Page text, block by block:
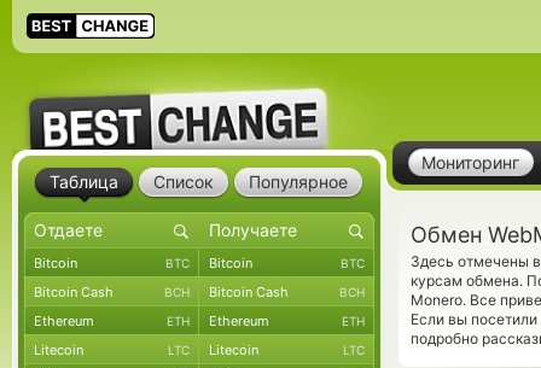
Мониторинг
Обмен
Здесь отмечены
курсам обмена.
Monero. Все
Если вы
подробно
Таблица Список Популярное
Bitcoin BTC Bitcoin BTC
Bitcoin Cash BCH Bitcoin Cash BCH
Ethereum ETH Ethereum ETH
Litecoin LTC Litecoin LTC